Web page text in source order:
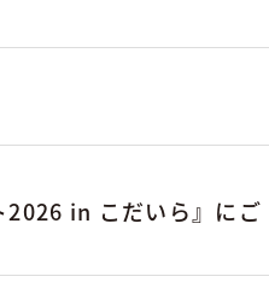
2026 in こだいら』にご